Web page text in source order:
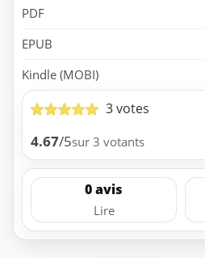
PDF
EPUB
Kindle (MOBI)
3 votes
4.67/5sur 3 votants
0 avis
Lire